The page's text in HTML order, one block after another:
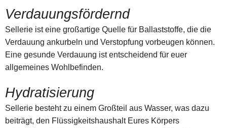
Verdauungsfördernd
Sellerie ist eine großartige Quelle für Ballaststoffe, die die
Verdauung ankurbeln und Verstopfung vorbeugen können.
Eine gesunde Verdauung ist entscheidend für euer
allgemeines Wohlbefinden.
Hydratisierung
Sellerie besteht zu einem Großteil aus Wasser, was dazu
beiträgt, den Flüssigkeitshaushalt Eures Körpers